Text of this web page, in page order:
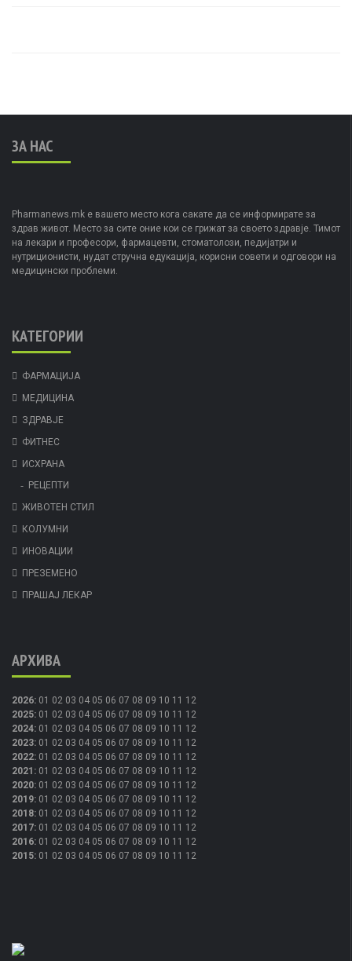
ЗА НАС
Pharmanews.mk е вашето место кога сакате да се информирате за
здрав живот. Место за сите оние кои се грижат за своето здравје. Тимот
на лекари и професори, фармацевти, стоматолози, педијатри и
нутриционисти, нудат стручна едукација, корисни совети и одговори на
медицински проблеми.
КАТЕГОРИИ
ФАРМАЦИЈА
МЕДИЦИНА
ЗДРАВЈЕ
ФИТНЕС
ИСХРАНА
РЕЦЕПТИ
ЖИВОТЕН СТИЛ
КОЛУМНИ
ИНОВАЦИИ
ПРЕЗЕМЕНО
ПРАШАЈ ЛЕКАР
АРХИВА
2026: 01 02 03 04 05 06 07 08 09 10 11 12
2025: 01 02 03 04 05 06 07 08 09 10 11 12
2024: 01 02 03 04 05 06 07 08 09 10 11 12
2023: 01 02 03 04 05 06 07 08 09 10 11 12
2022: 01 02 03 04 05 06 07 08 09 10 11 12
2021 : 01 02 03 04 05 06 07 08 09 10 11 12
2020: 01 02 03 04 05 06 07 08 09 10 11 12
2019: 01 02 03 04 05 06 07 08 09 10 11 12
2018: 01 02 03 04 05 06 07 08 09 10 11 12
2017: 01 02 03 04 05 06 07 08 09 10 11 12
2016: 01 02 03 04 05 06 07 08 09 10 11 12
2015: 01 02 03 04 05 06 07 08 09 10 11 12